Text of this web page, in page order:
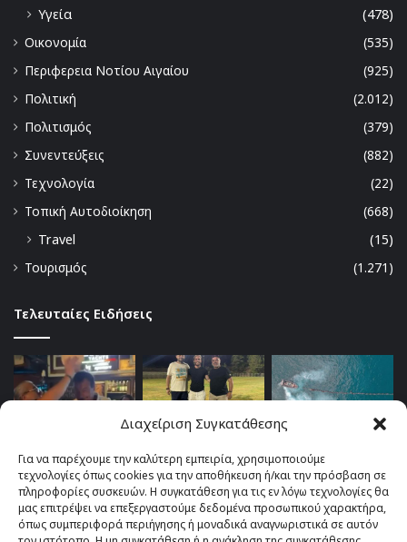
Διαχείριση Συγκατάθεσης
Για να παρέχουμε την καλύτερη εμπειρία, χρησιμοποιούμε
τεχνολογίες όπως cookies για την αποθήκευση ή/και την πρόσβαση σε
πληροφορίες συσκευών. Η συγκατάθεση για τις εν λόγω τεχνολογίες θα
μας επιτρέψει να επεξεργαστούμε δεδομένα προσωπικού χαρακτήρα,
όπως συμπεριφορά περιήγησης ή μοναδικά αναγνωριστικά σε αυτόν
Υγεία
(478)
Οικονομία
(535)
Περιφερεια Νοτίου Αιγαίου
(925)
Πολιτική
(2.012)
Πολιτισμός
(379)
Συνεντεύξεις
(882)
Τεχνολογία
(22)
Τοπική Αυτοδιοίκηση
(668)
Travel
(15)
Τουρισμός
(1.271)
Τελευταίες Ειδήσεις